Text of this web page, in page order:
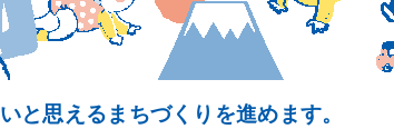
と思えるまちづくりを進めます。